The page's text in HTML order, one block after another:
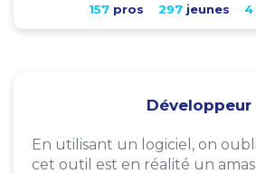
157pros 297jeunes 4
Développeur
En utilisant un logiciel, on
cet outil est en réalité un